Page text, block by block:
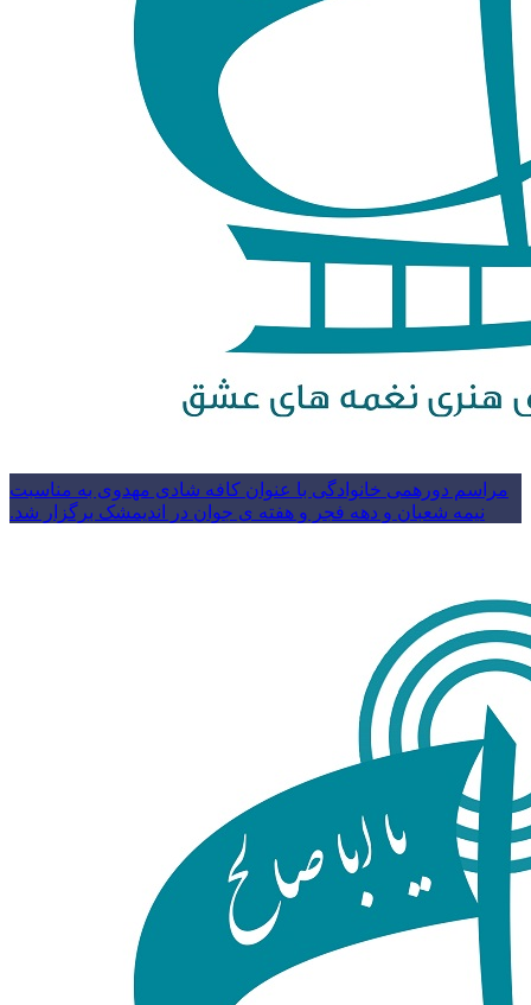
مراسم دورهمی خانوادگی با عنوان کافه شادی مهدوی به مناسبت
نیمه شعبان و دهه فجر و هفته ی جوان در اندیمشک برگزار شد.